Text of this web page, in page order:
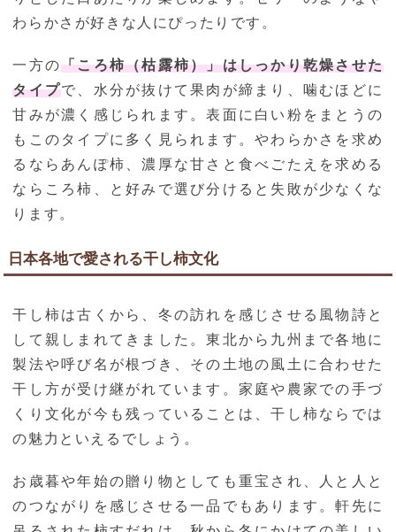
わらかさが好きな人にぴったりです。
一方の「ころ柿（枯露柿）」はしっかり乾燥させた
タイプで、水分が抜けて果肉が締まり、噛むほどに
甘みが濃く感じられます。表面に白い粉をまとうの
もこのタイプに多く見られます。やわらかさを求め
るならあんぽ柿、濃厚な甘さと食べごたえを求める
ならころ柿、と好みで選び分けると失敗が少なくな
ります。
日本各地で愛される干し柿文化
干し柿は古くから、冬の訪れを感じさせる風物詩と
して親しまれてきました。東北から九州まで各地に
製法や呼び名が根づき、その土地の風土に合わせた
干し方が受け継がれています。家庭や農家での手づ
くり文化が今も残っていることは、干し柿ならでは
の魅力といえるでしょう。
お歳暮や年始の贈り物としても重宝され、人と人と
のつながりを感じさせる一品でもあります。軒先に